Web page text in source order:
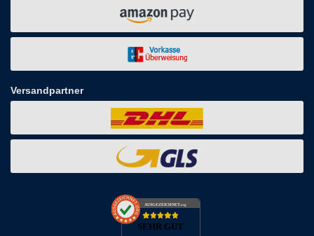
Versandpartner
AUSGEZEICHNET.org
SEHR GUT